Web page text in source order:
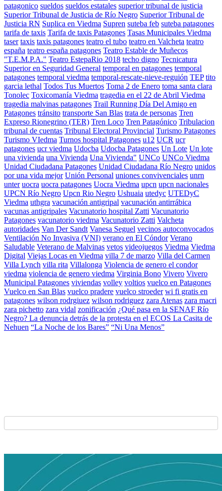
patagonico sueldos sueldos estatales superior tribunal de justicia
Superior Tribunal de Justicia de Río Negro Superior Tribunal de
Justicia RN Suplica en Viedma Supren suteba feb suteba patagones
tarifa de taxis Tarifa de taxis Patagones Tasas Municipales Viedma
taser taxis taxis patagones teatro el tubo teatro en Valcheta teatro
españa teatro españa patagones Teatro Estable de Muñecos
"T.E.M.P.A." Teatro EstepaRio 2018 techo digno Tecnicatura
Superior en Seguridad General temporal en patagones temporal
patagones temporal viedma temporal-rescate-nieve-reguión TEP tito
garcia lethal Todos Tus Muertos Toma 2 de Enero toma santa clara
Tonolec Toxicomanía Viedma tragedia en el 22 de Abril Viedma
tragedia malvinas patagones Trail Running Día Del Amigo en
Patagones tránsito transporte San Blas trata de personas Tren
Expreso Rionegrino (TER) Tren Loco Tren Patagónico Tribulacion
tribunal de cuentas Tribunal Electoral Provincial Turismo Patagones
Turismo VIedma Turnos hospital Patagones u12 UCR ucr
patagones ucr viedma Udocba Udocba Patagones Un Lote Un lote
una vivienda una Vivienda Una Vivienda" UNCo UNCo Viedma
Unidad Ciudadana Patagones Unidad Ciudadana Río Negro unidos
por una vida mejor Unión Personal uniones convivenciales unrn
unter uocra uocra patagones Uocra Viedma upcn upcn nacionales
UPCN Río Negro Upcn Rio Negro Ushuaia utedyc UTEDyC
Viedma uthgra vacunación antigripal vacunación antirrábica
vacunas antigripales Vacunatorio hospital Zatti Vacunatorio
Patagones vacunatorio viedma Vacunatorio Zatti Valcheta
autoridades Van Der Sandt Vanesa Seguel vecinos autoconvocados
Ventilación No Invasiva (VNI) verano en El Cóndor Verano
Saludable Veterano de Malvinas vetos videojuegos Viedma Viedma
Digital Viejas Locas en Viedma villa 7 de marzo Villa del Carmen
Villa Lynch villa rita Villalonga Violencia de genero el condor
viedma violencia de genero viedma Virginia Bono Vivero Vivero
Municipal Patagones viviendas volley voltios vuelco en Patagones
Vuelco en San Blas vuelco pradere vuelco stroeder wi fi gratis en
patagones wilson rodrgiuez wilson rodriguez zara Atenas zara macri
zara pichetto zara vidal zonificación ¿Qué pasa en la SENAF Río
Negro? La denuncia detrás de la protesta en el ECOS La Casita de
Nehuen “La Noche de los Bares” “Ni Una Menos”